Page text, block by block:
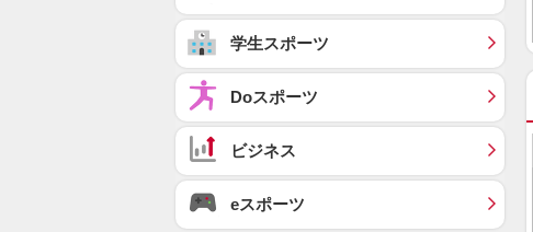
学生スポーツ
Doスポーツ
ビジネス
eスポーツ